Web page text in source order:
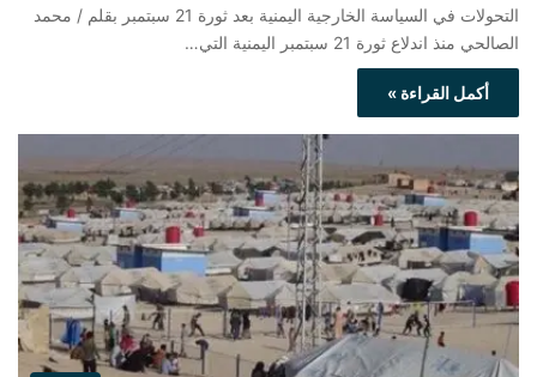
التحولات في السياسة الخارجية اليمنية بعد ثورة 21 سبتمبر بقلم / محمد
الصالحي منذ اندلاع ثورة 21 سبتمبر اليمنية التي…
أكمل القراءة »